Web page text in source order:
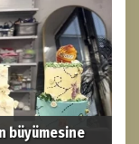
büyümesine